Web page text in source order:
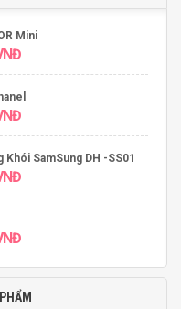
Mini
Khói SamSung DH -SS01